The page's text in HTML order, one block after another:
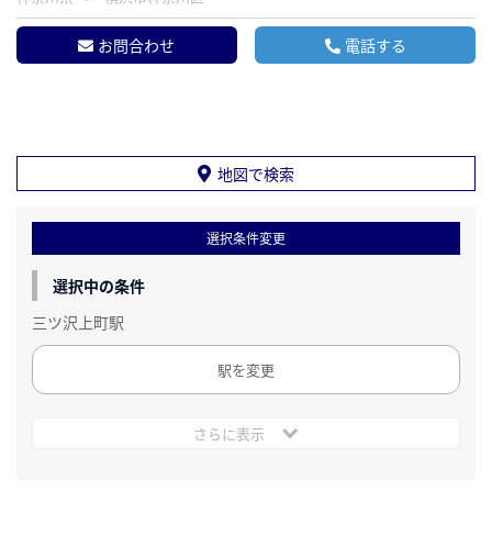
お問合わせ 電話する
地図で検索
選択条件変更
選択中の条件
三ツ沢上町駅
駅を変更
さらに表示